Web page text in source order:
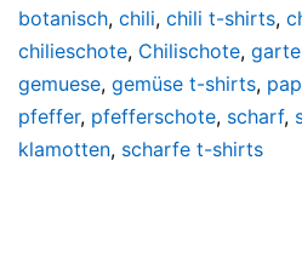
botanisch, chili, chili t-shirts,
chilieschote, Chilischote,
gemuese, gemüse t-shirts,
pfeffer, pfefferschote, scharf,
klamotten, scharfe t-shirts